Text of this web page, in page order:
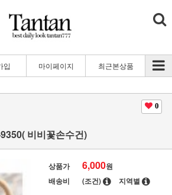
입 마이페이지 최근본상품
0
비비꽃손수건)
상품가 6,000원
배송비
(조건) 지역별